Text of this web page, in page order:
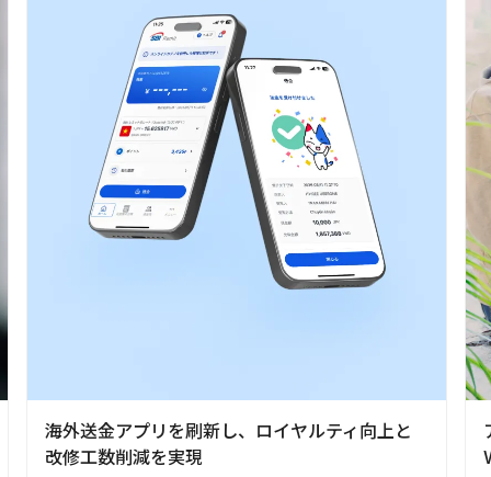
海外送金アプリを刷新し、ロイヤルティ向上と
改修工数削減を実現